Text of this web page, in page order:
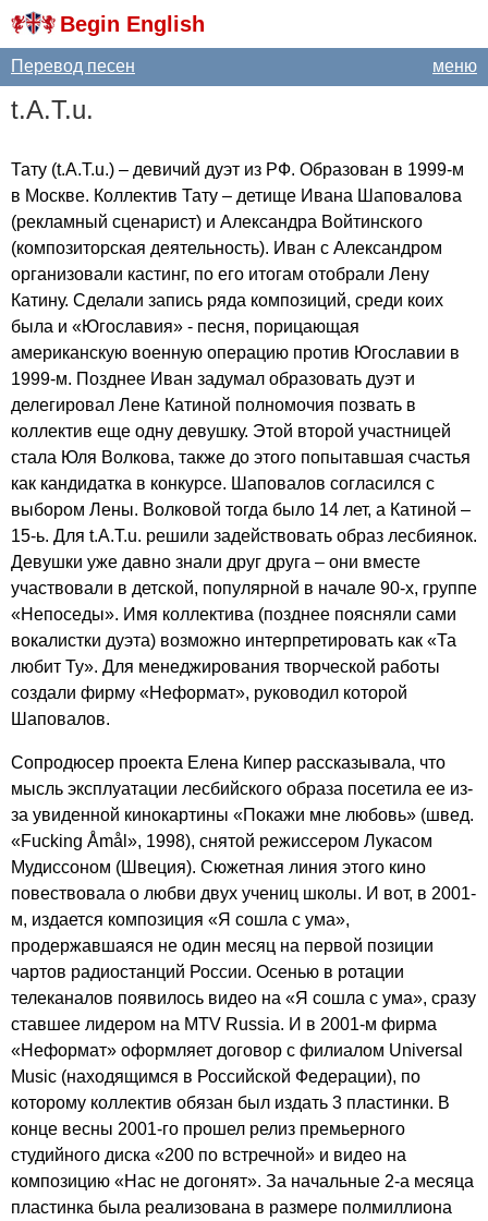
Begin English
меню
Перевод песен
t.A.T.u.
Тату (t.A.T.u.) – девичий дуэт из РФ. Образован в 1999-м
в Москве. Коллектив Тату – детище Ивана Шаповалова
(рекламный сценарист) и Александра Войтинского
(композиторская деятельность). Иван с Александром
организовали кастинг, по его итогам отобрали Лену
Катину. Сделали запись ряда композиций, среди коих
была и «Югославия» - песня, порицающая
американскую военную операцию против Югославии в
1999-м. Позднее Иван задумал образовать дуэт и
делегировал Лене Катиной полномочия позвать в
коллектив еще одну девушку. Этой второй участницей
стала Юля Волкова, также до этого попытавшая счастья
как кандидатка в конкурсе. Шаповалов согласился с
выбором Лены. Волковой тогда было 14 лет, а Катиной –
15-ь. Для t.A.T.u. решили задействовать образ лесбиянок.
Девушки уже давно знали друг друга – они вместе
участвовали в детской, популярной в начале 90-х, группе
«Непоседы». Имя коллектива (позднее поясняли сами
вокалистки дуэта) возможно интерпретировать как «Та
любит Ту». Для менеджирования творческой работы
создали фирму «Неформат», руководил которой
Шаповалов.
Сопродюсер проекта Елена Кипер рассказывала, что
мысль эксплуатации лесбийского образа посетила ее из-
за увиденной кинокартины «Покажи мне любовь» (швед.
«Fucking Åmå », 1998), снятой режиссером Лукасом
Мудиссоном (Швеция). Сюжетная линия этого кино
повествовала о любви двух учениц школы. И вот, в 2001-
м, издается композиция «Я сошла с ума»,
продержавшаяся не один месяц на первой позиции
чартов радиостанций России. Осенью в ротации
телеканалов появилось видео на «Я сошла с ума», сразу
ставшее лидером на MTV Russia. И в 2001-м фирма
«Неформат» оформляет договор с филиалом Universal
Music (находящимся в Российской Федерации), по
которому коллектив обязан был издать 3 пластинки. В
конце весны 2001-го прошел релиз премьерного
студийного диска «200 по встречной» и видео на
композицию «Нас не догонят». За начальные 2-а месяца
пластинка была реализована в размере полмиллиона